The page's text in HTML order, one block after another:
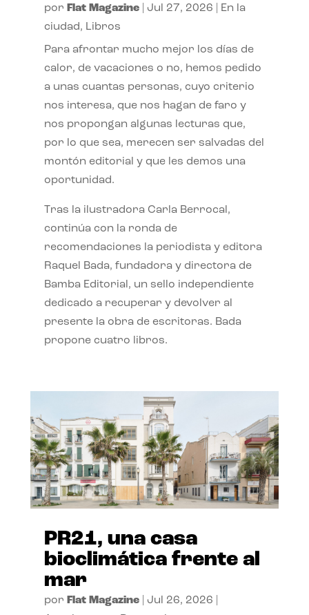
por Flat Magazine| Jul 27, 2026
En la
ciudad, Libros
Para afrontar mucho mejor los días de
calor, de vacaciones o no, hemos pedido
a unas cuantas personas, cuyo criterio
nos interesa, que nos hagan de faro y
nos propongan algunas lecturas que,
por lo que sea, merecen ser salvadas del
montón editorial y que les demos una
oportunidad.
Tras la ilustradora Carla Berrocal,
continúa con la ronda de
recomendaciones la periodista y editora
Raquel Bada, fundadora y directora de
Bamba Editorial, un sello independiente
dedicado a recuperar y devolver al
presente la obra de escritoras. Bada
propone cuatro libros.
PR21, una casa
bioclimática frente al
mar
por Flat Magazine| Jul 26, 2026